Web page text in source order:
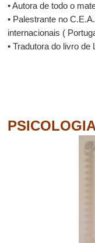
• Autora de todo o
• Palestrante no
internacionais (
• Tradutora do livro de